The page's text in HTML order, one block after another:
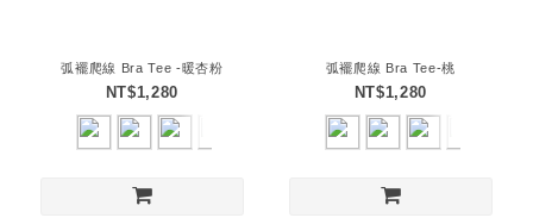
弧襬爬線 Bra Tee -暖杏粉
NT$1,280
弧襬爬線 Bra Tee-桃
NT$1,280